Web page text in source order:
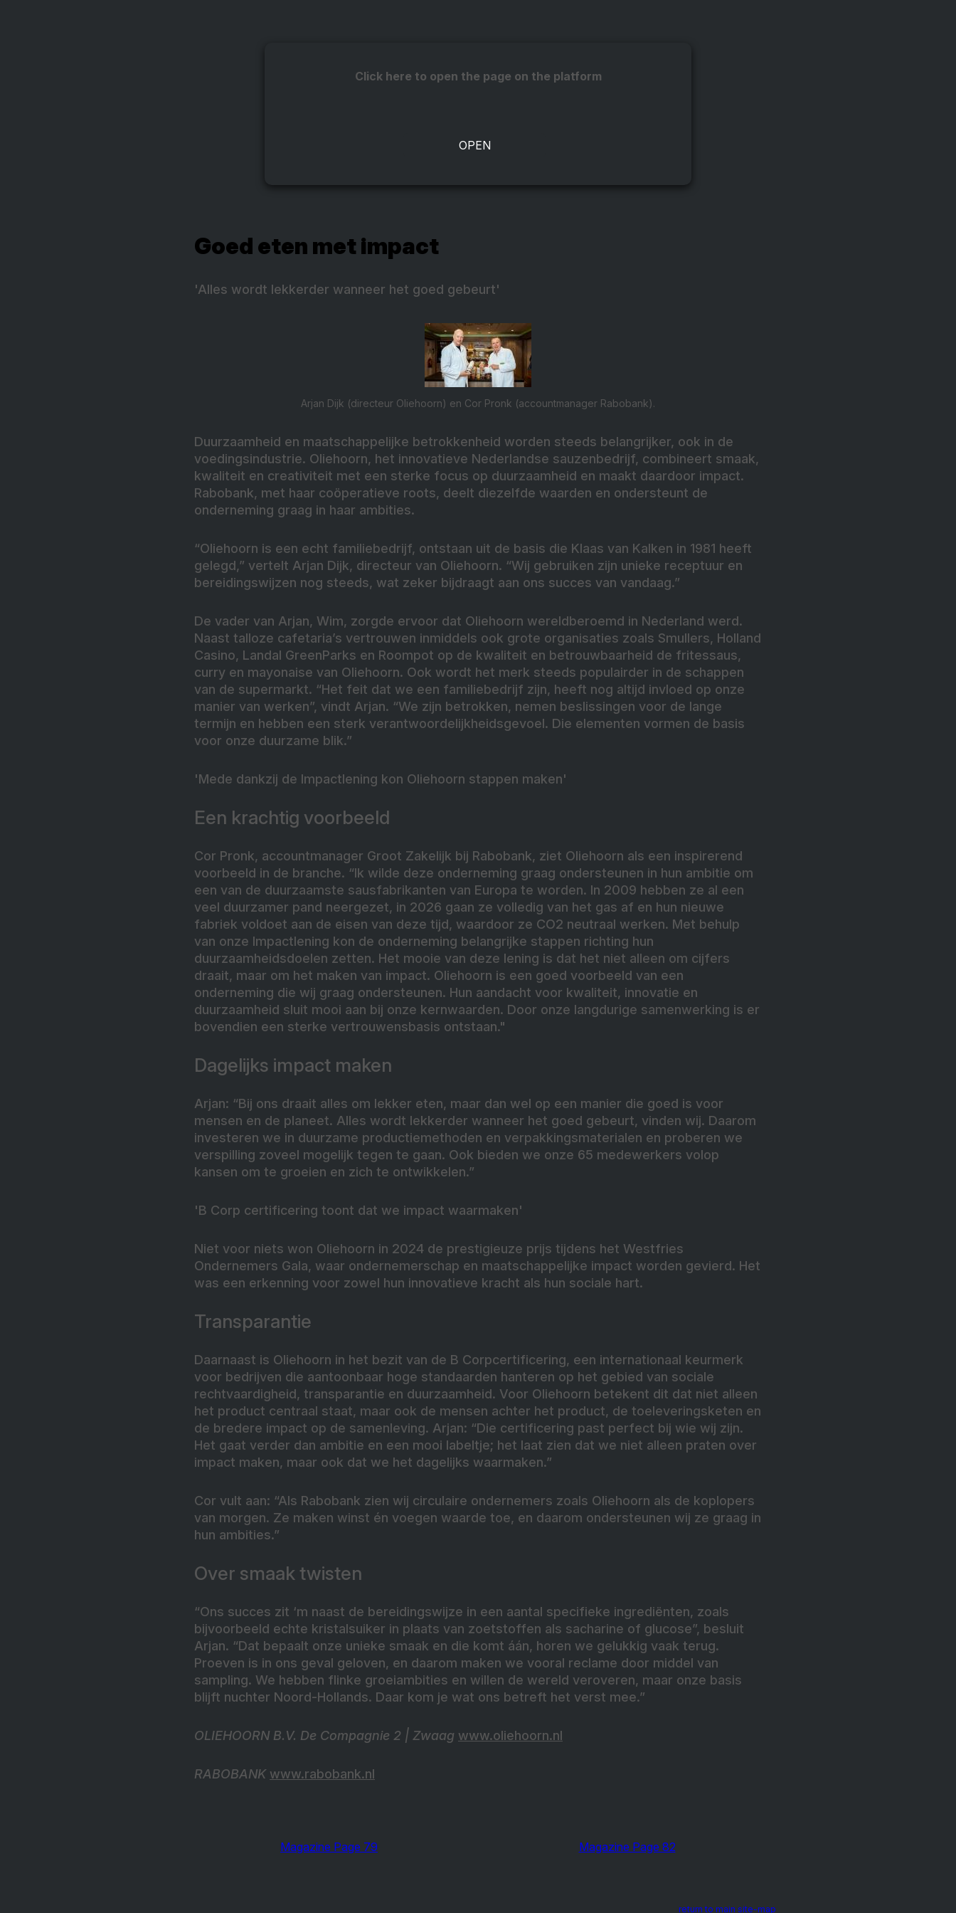
Click here to open the page on the platform
Goed eten met impact
'Alles wordt lekkerder wanneer het goed gebeurt'
Arjan Dijk (directeur Oliehoorn) en Cor Pronk (accountmanager Rabobank).
Duurzaamheid en maatschappelijke betrokkenheid worden steeds belangrijker, ook in de
voedingsindustrie. Oliehoorn, het innovatieve Nederlandse sauzenbedrijf, combineert smaak,
kwaliteit en creativiteit met een sterke focus op duurzaamheid en maakt daardoor impact.
Rabobank, met haar coöperatieve roots, deelt diezelfde waarden en ondersteunt de
onderneming graag in haar ambities.
“Oliehoorn is een echt familiebedrijf, ontstaan uit de basis die Klaas van Kalken in 1981 heeft
gelegd,” vertelt Arjan Dijk, directeur van Oliehoorn. “Wij gebruiken zijn unieke receptuur en
bereidingswijzen nog steeds, wat zeker bijdraagt aan ons succes van vandaag.”
De vader van Arjan, Wim, zorgde ervoor dat Oliehoorn wereldberoemd in Nederland werd.
Naast talloze cafetaria’s vertrouwen inmiddels ook grote organisaties zoals Smullers, Holland
Casino, Landal GreenParks en Roompot op de kwaliteit en betrouwbaarheid de fritessaus,
curry en mayonaise van Oliehoorn. Ook wordt het merk steeds populairder in de schappen
van de supermarkt. “Het feit dat we een familiebedrijf zijn, heeft nog altijd invloed op onze
manier van werken”, vindt Arjan. “We zijn betrokken, nemen beslissingen voor de lange
termijn en hebben een sterk verantwoordelijkheidsgevoel. Die elementen vormen de basis
voor onze duurzame blik.”
'Mede dankzij de Impactlening kon Oliehoorn stappen maken'
Een krachtig voorbeeld
Cor Pronk, accountmanager Groot Zakelijk bij Rabobank, ziet Oliehoorn als een inspirerend
voorbeeld in de branche. “Ik wilde deze onderneming graag ondersteunen in hun ambitie om
een van de duurzaamste sausfabrikanten van Europa te worden. In 2009 hebben ze al een
veel duurzamer pand neergezet, in 2026 gaan ze volledig van het gas af en hun nieuwe
fabriek voldoet aan de eisen van deze tijd, waardoor ze CO2 neutraal werken. Met behulp
van onze Impactlening kon de onderneming belangrijke stappen richting hun
duurzaamheidsdoelen zetten. Het mooie van deze lening is dat het niet alleen om cijfers
draait, maar om het maken van impact. Oliehoorn is een goed voorbeeld van een
onderneming die wij graag ondersteunen. Hun aandacht voor kwaliteit, innovatie en
duurzaamheid sluit mooi aan bij onze kernwaarden. Door onze langdurige samenwerking is er
bovendien een sterke vertrouwensbasis ontstaan."
Dagelijks impact maken
Arjan: “Bij ons draait alles om lekker eten, maar dan wel op een manier die goed is voor
mensen en de planeet. Alles wordt lekkerder wanneer het goed gebeurt, vinden wij. Daarom
investeren we in duurzame productiemethoden en verpakkingsmaterialen en proberen we
verspilling zoveel mogelijk tegen te gaan. Ook bieden we onze 65 medewerkers volop
kansen om te groeien en zich te ontwikkelen.”
'B Corp certificering toont dat we impact waarmaken'
Niet voor niets won Oliehoorn in 2024 de prestigieuze prijs tijdens het Westfries
Ondernemers Gala, waar ondernemerschap en maatschappelijke impact worden gevierd. Het
was een erkenning voor zowel hun innovatieve kracht als hun sociale hart.
Transparantie
Daarnaast is Oliehoorn in het bezit van de B Corpcertificering, een internationaal keurmerk
voor bedrijven die aantoonbaar hoge standaarden hanteren op het gebied van sociale
rechtvaardigheid, transparantie en duurzaamheid. Voor Oliehoorn betekent dit dat niet alleen
het product centraal staat, maar ook de mensen achter het product, de toeleveringsketen en
de bredere impact op de samenleving. Arjan: “Die certificering past perfect bij wie wij zijn.
Het gaat verder dan ambitie en een mooi labeltje; het laat zien dat we niet alleen praten over
impact maken, maar ook dat we het dagelijks waarmaken.”
Cor vult aan: “Als Rabobank zien wij circulaire ondernemers zoals Oliehoorn als de koplopers
van morgen. Ze maken winst én voegen waarde toe, en daarom ondersteunen wij ze graag in
hun ambities.”
Over smaak twisten
“Ons succes zit ‘m naast de bereidingswijze in een aantal specifieke ingrediënten, zoals
bijvoorbeeld echte kristalsuiker in plaats van zoetstoffen als sacharine of glucose”, besluit
Arjan. “Dat bepaalt onze unieke smaak en die komt áán, horen we gelukkig vaak terug.
Proeven is in ons geval geloven, en daarom maken we vooral reclame door middel van
sampling. We hebben flinke groeiambities en willen de wereld veroveren, maar onze basis
blijft nuchter Noord-Hollands. Daar kom je wat ons betreft het verst mee.”
OLIEHOORN B.V. De Compagnie 2 | Zwaag www.oliehoorn.nl
RABOBANK www.rabobank.nl
Magazine Page 79 Magazine Page 82
return to main site-map